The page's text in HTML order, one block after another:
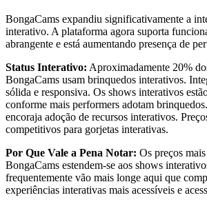
BongaCams expandiu significativamente a
interativo. A plataforma agora suporta
abrangente e está aumentando presença de
Status Interativo: Aproximadamente 20%
BongaCams usam brinquedos interativos.
sólida e responsiva. Os shows interativos
conforme mais performers adotam
encoraja adoção de recursos interativos.
competitivos para gorjetas interativas.
Por Que Vale a Pena Notar: Os preços
BongaCams estendem-se aos shows
frequentemente vão mais longe aqui que
experiências interativas mais acessíveis e